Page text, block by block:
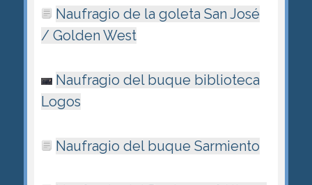
Naufragio de la goleta San José
/ Golden West
Naufragio del buque biblioteca
Logos
Naufragio del buque Sarmiento